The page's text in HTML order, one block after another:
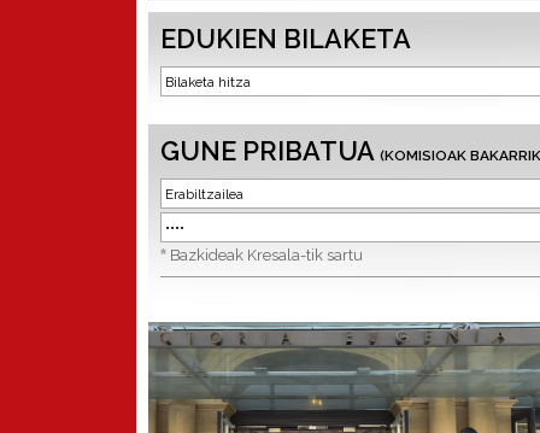
EDUKIEN BILAKETA
GUNE PRIBATUA (KOMISIOAK
* Bazkideak Kresala-tik sartu